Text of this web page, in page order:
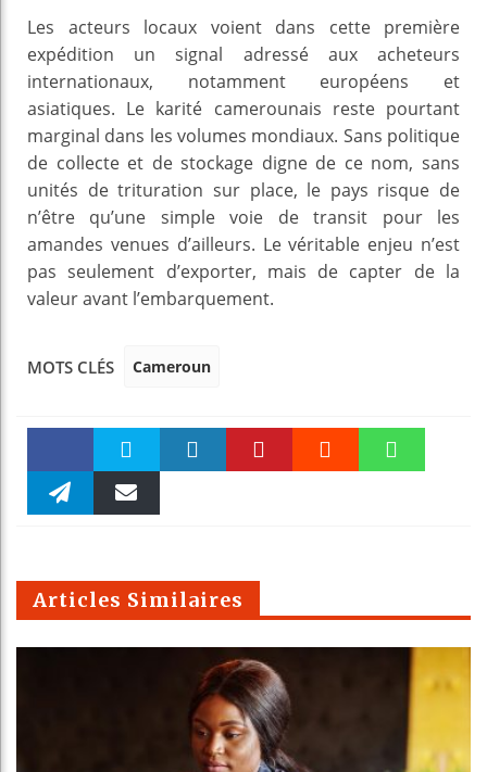
Les acteurs locaux voient dans cette première
expédition un signal adressé aux acheteurs
internationaux, notamment européens et
asiatiques. Le karité camerounais reste pourtant
marginal dans les volumes mondiaux. Sans politique
de collecte et de stockage digne de ce nom, sans
unités de trituration sur place, le pays risque de
n’être qu’une simple voie de transit pour les
amandes venues d’ailleurs. Le véritable enjeu n’est
pas seulement d’exporter, mais de capter de la
valeur avant l’embarquement.
MOTS CLÉS Cameroun
Faceboo Twitter
m
Articles Similaires